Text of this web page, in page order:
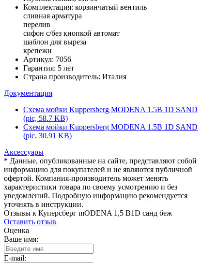
Комплектация: корзинчатый вентиль
сливная арматура
перелив
сифон с/без кнопкой автомат
шаблон для выреза
крепежи
Артикул: 7056
Гарантия: 5 лет
Страна производитель: Италия
Документация
Схема мойки Kuppersberg MODENA 1.5B 1D SAND
(pic, 58.7 KB)
Схема мойки Kuppersberg MODENA 1.5B 1D SAND
(pic, 30.91 KB)
Аксессуары
* Данные, опубликованные на сайте, представляют собой
информацию для покупателей и не являются публичной
офертой. Компания-производитель может менять
характеристики товара по своему усмотрению и без
уведомлений. Подробную информацию рекомендуется
уточнять в инструкции.
Отзывы к Куперсберг mODENA 1,5 B1D санд беж
Оставить отзыв
Оценка
Ваше имя:
E-mail: